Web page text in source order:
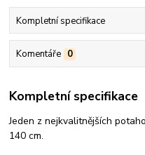
Kompletní specifikace
Komentáře 0
Kompletní specifikace
Jeden z nejkvalitnějších
140 cm.